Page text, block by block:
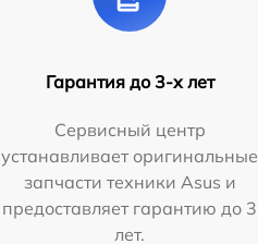
Гарантия до 3-х лет
Сервисный центр
устанавливает оригинальные
запчасти техники Asus и
предоставляет гарантию до 3
лет.